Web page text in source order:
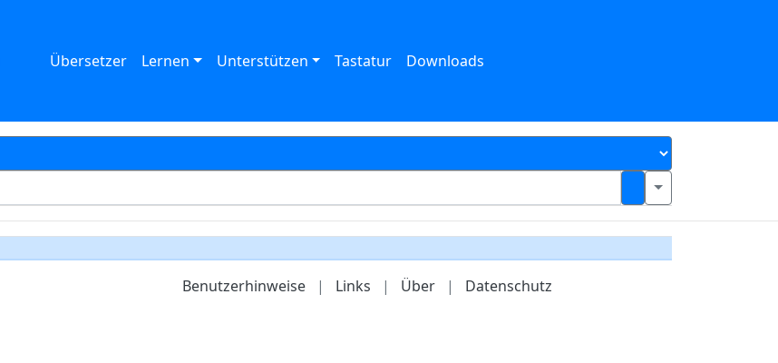
Übersetzer Lernen Unterstützen Tastatur Downloads
Benutzerhinweise | Links | Über | Datenschutz